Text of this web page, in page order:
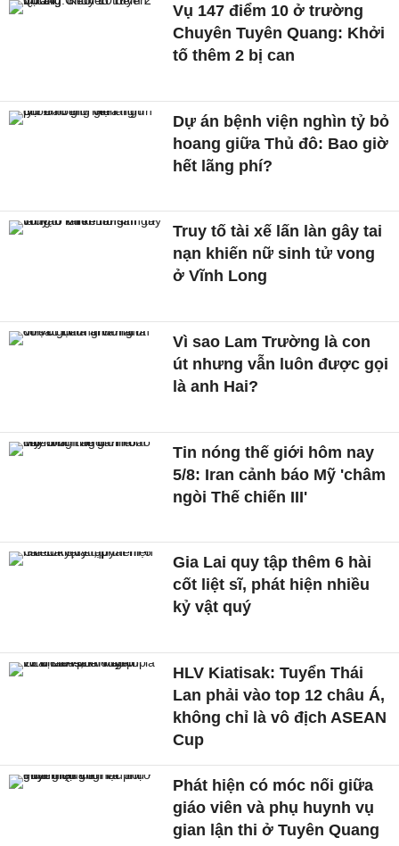
Vụ 147 điểm 10 ở trường
Chuyên Tuyên Quang: Khởi
tố thêm 2 bị can
Dự án bệnh viện nghìn tỷ bỏ
hoang giữa Thủ đô: Bao giờ
hết lãng phí?
Truy tố tài xế lấn làn gây tai
nạn khiến nữ sinh tử vong
ở Vĩnh Long
Vì sao Lam Trường là con
út nhưng vẫn luôn được gọi
là anh Hai?
Tin nóng thế giới hôm nay
5/8: Iran cảnh báo Mỹ 'châm
ngòi Thế chiến III'
Gia Lai quy tập thêm 6 hài
cốt liệt sĩ, phát hiện nhiều
kỷ vật quý
HLV Kiatisak: Tuyển Thái
Lan phải vào top 12 châu Á,
không chỉ là vô địch ASEAN
Cup
Phát hiện có móc nối giữa
giáo viên và phụ huynh vụ
gian lận thi ở Tuyên Quang